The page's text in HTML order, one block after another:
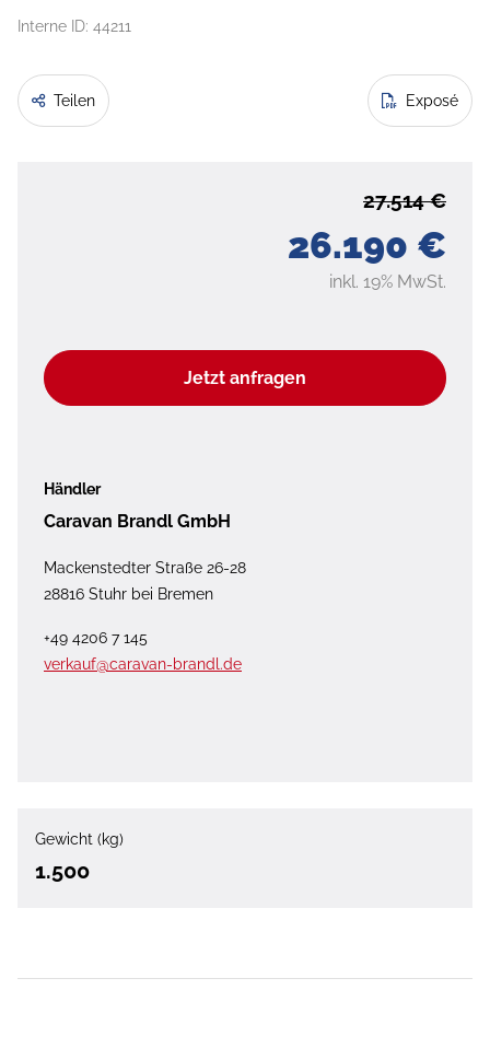
Interne ID: 44211
Teilen Exposé
26.190 €
27.514 €
inkl. 19% MwSt.
Jetzt anfragen
Händler
Caravan Brandl GmbH
Mackenstedter Straße 26-28
28816 Stuhr bei Bremen
+49 4206 7 145
verkauf@caravan-brandl.de
Gewicht (kg)
1.500